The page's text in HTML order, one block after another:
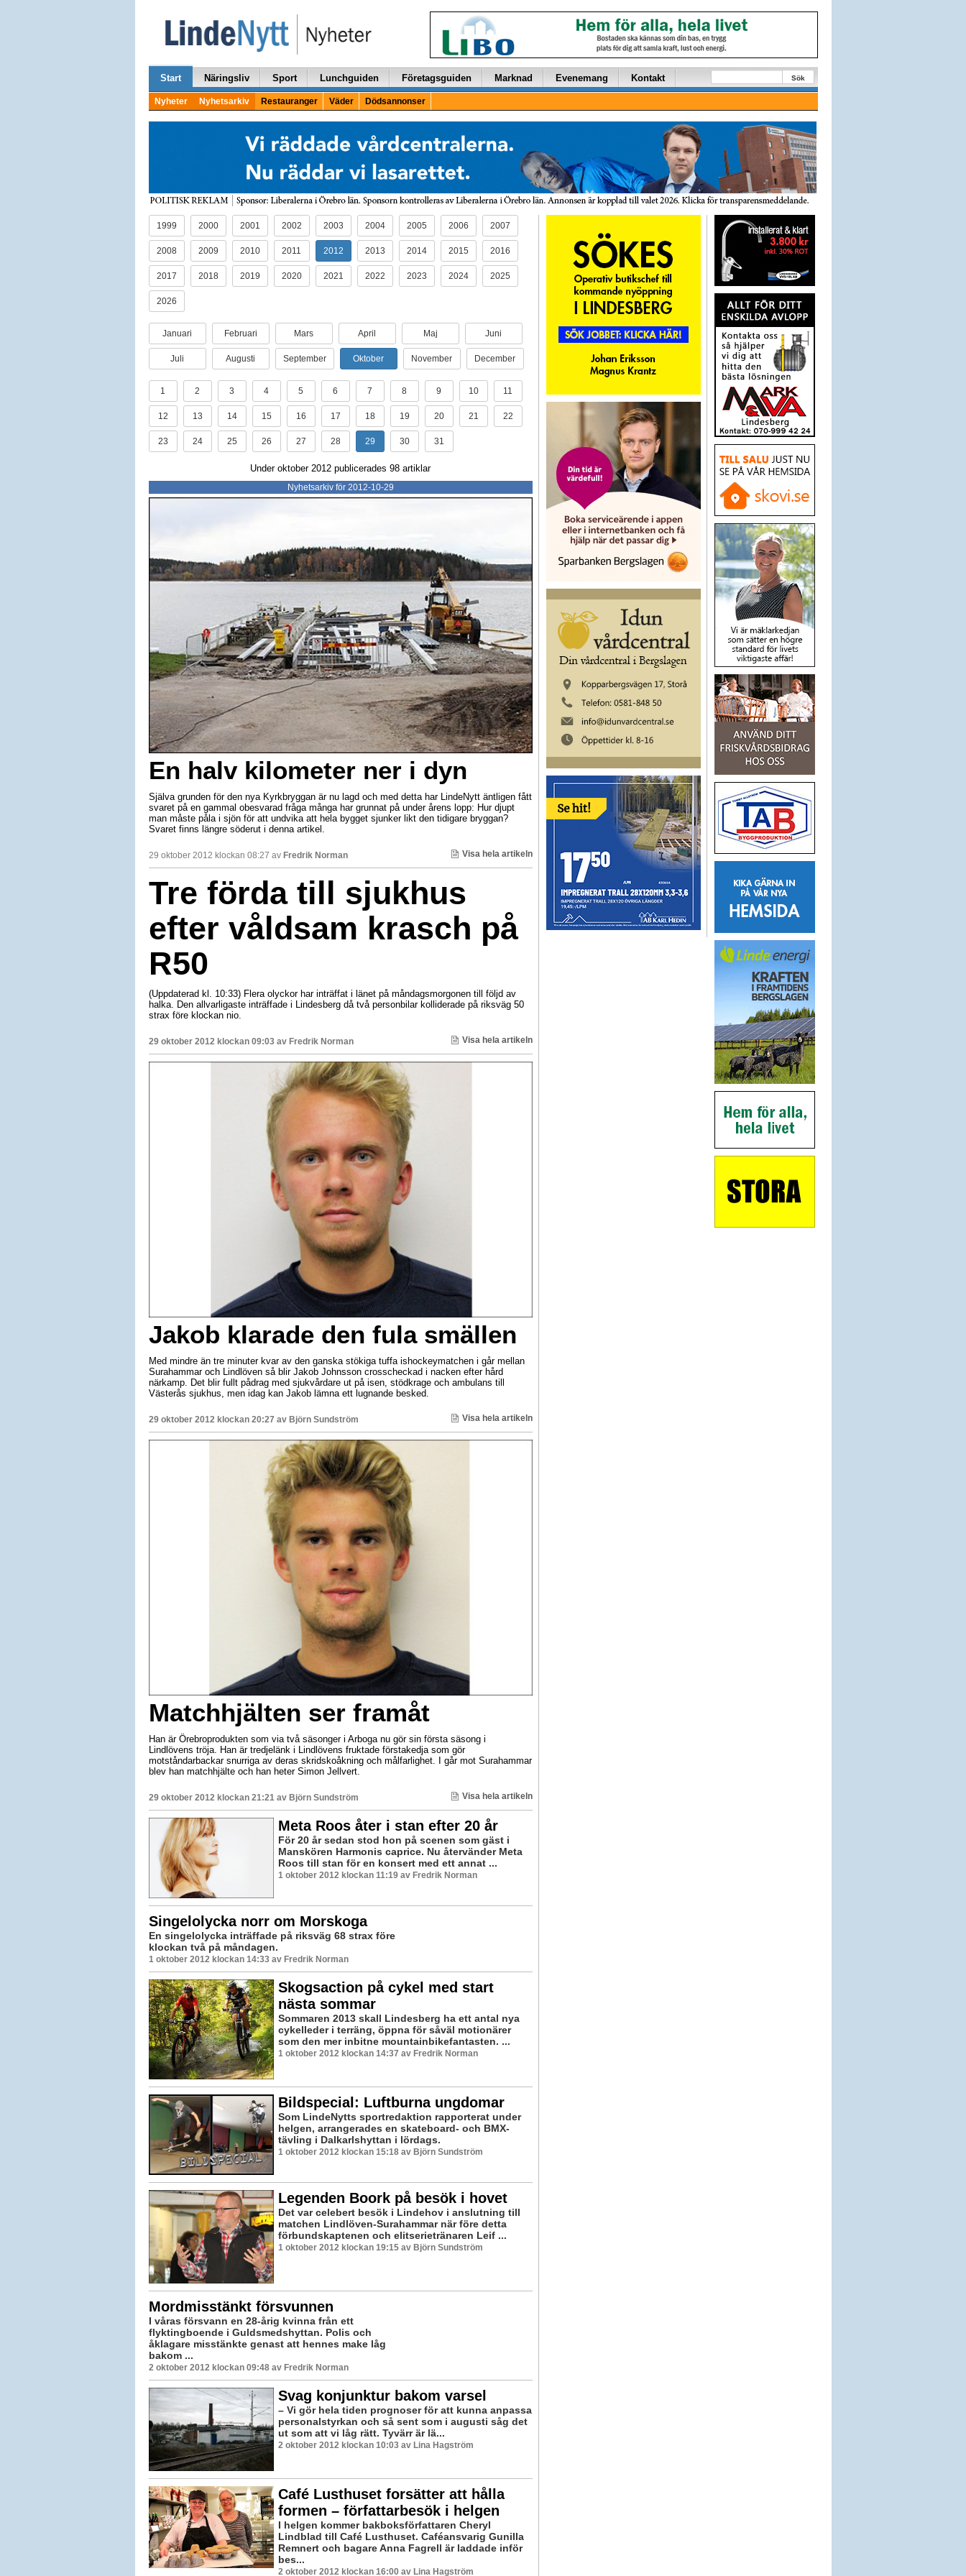
Start Näringsliv Sport Lunchguiden Företagsguiden Marknad Evenemang Kontakt Sök
Nyheter Nyhetsarkiv Restauranger Väder Dödsannonser
1999 2000 2001 2002 2003 2004 2005 2006 2007
2008 2009 2010 2011 2012 2013 2014 2015 2016
2017 2018 2019 2020 2021 2022 2023 2024 2025
2026
Januari Februari Mars April Maj Juni
Juli Augusti September Oktober November December
1 2 3 4 5 6 7 8 9 10 11
12 13 14 15 16 17 18 19 20 21 22
23 24 25 26 27 28 29 30 31
Under oktober 2012 publicerades 98 artiklar
Nyhetsarkiv för 2012-10-29
En halv kilometer ner i dyn
Själva grunden för den nya Kyrkbryggan är nu lagd och med detta har LindeNytt äntligen fått
svaret på en gammal obesvarad fråga många har grunnat på under årens lopp: Hur djupt
man måste påla i sjön för att undvika att hela bygget sjunker likt den tidigare bryggan?
Svaret finns längre söderut i denna artikel.
29 oktober 2012 klockan 08:27 av Fredrik Norman Visa hela artikeln
Tre förda till sjukhus
efter våldsam krasch på
R50
(Uppdaterad kl. 10:33) Flera olyckor har inträffat i länet på måndagsmorgonen till följd av
halka. Den allvarligaste inträffade i Lindesberg då två personbilar kolliderade på riksväg 50
strax före klockan nio.
29 oktober 2012 klockan 09:03 av Fredrik Norman Visa hela artikeln
Jakob klarade den fula smällen
Med mindre än tre minuter kvar av den ganska stökiga tuffa ishockeymatchen i går mellan
Surahammar och Lindlöven så blir Jakob Johnsson crosscheckad i nacken efter hård
närkamp. Det blir fullt pådrag med sjukvårdare ut på isen, stödkrage och ambulans till
Västerås sjukhus, men idag kan Jakob lämna ett lugnande besked.
29 oktober 2012 klockan 20:27 av Björn Sundström Visa hela artikeln
Matchhjälten ser framåt
Han är Örebroprodukten som via två säsonger i Arboga nu gör sin första säsong i
Lindlövens tröja. Han är tredjelänk i Lindlövens fruktade förstakedja som gör
motståndarbackar snurriga av deras skridskoåkning och målfarlighet. I går mot Surahammar
blev han matchhjälte och han heter Simon Jellvert.
29 oktober 2012 klockan 21:21 av Björn Sundström Visa hela artikeln
Meta Roos åter i stan efter 20 år
För 20 år sedan stod hon på scenen som gäst i
Manskören Harmonis caprice. Nu återvänder Meta
Roos till stan för en konsert med ett annat ...
1 oktober 2012 klockan 11:19 av Fredrik Norman
Singelolycka norr om Morskoga
En singelolycka inträffade på riksväg 68 strax före
klockan två på måndagen.
1 oktober 2012 klockan 14:33 av Fredrik Norman
Skogsaction på cykel med start
nästa sommar
Sommaren 2013 skall Lindesberg ha ett antal nya
cykelleder i terräng, öppna för såväl motionärer
som den mer inbitne mountainbikefantasten. ...
1 oktober 2012 klockan 14:37 av Fredrik Norman
Bildspecial: Luftburna ungdomar
Som LindeNytts sportredaktion rapporterat under
helgen, arrangerades en skateboard- och BMX-
tävling i Dalkarlshyttan i lördags.
1 oktober 2012 klockan 15:18 av Björn Sundström
Legenden Boork på besök i hovet
Det var celebert besök i Lindehov i anslutning till
matchen Lindlöven-Surahammar när före detta
förbundskaptenen och elitserietränaren Leif ...
1 oktober 2012 klockan 19:15 av Björn Sundström
Mordmisstänkt försvunnen
I våras försvann en 28-årig kvinna från ett
flyktingboende i Guldsmedshyttan. Polis och
åklagare misstänkte genast att hennes make låg
bakom ...
2 oktober 2012 klockan 09:48 av Fredrik Norman
Svag konjunktur bakom varsel
– Vi gör hela tiden prognoser för att kunna anpassa
personalstyrkan och så sent som i augusti såg det
ut som att vi låg rätt. Tyvärr är lä...
2 oktober 2012 klockan 10:03 av Lina Hagström
Café Lusthuset forsätter att hålla
formen – författarbesök i helgen
I helgen kommer bakboksförfattaren Cheryl
Lindblad till Café Lusthuset. Caféansvarig Gunilla
Remnert och bagare Anna Fagrell är laddade inför
bes...
2 oktober 2012 klockan 16:00 av Lina Hagström